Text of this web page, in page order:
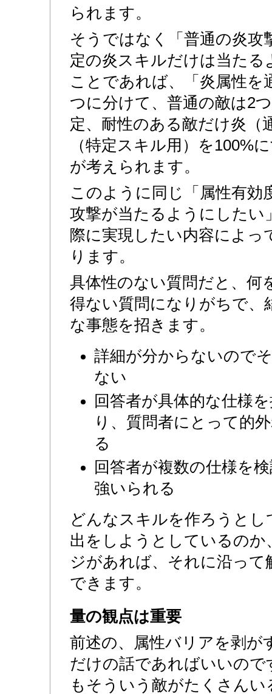
られます。
そうではなく「普通の炎攻
定の炎スキルだけは当た
ことであれば、「炎属性を
つに分けて、普通の敵は2
定、耐性のある敵だけ炎（
（特定スキル用）を100%
が考えられます。
このように同じ「属性有効
攻撃が当たるようにしたい
際に実現したい内容によっ
ります。
具体性のない質問だと、何
得ない質問になりがちで、
な事態を招きます。
詳細が分からないので
ない
回答者が具体的な仕様
り、質問者にとって的
る
回答者が複数の仕様を
強いられる
どんなスキルを作ろうと
出をしようとしているのか
ジがあれば、それに沿っ
できます。
量の観点は重要
前述の、属性バリアを剥が
だけの話であればいいので
もそういう敵がたくさん